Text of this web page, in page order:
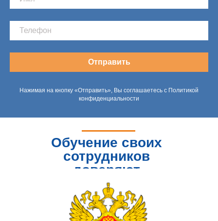
Отправить
Нажимая на кнопку «Отправить», Вы соглашаетесь с Политикой
конфиденциальности
Обучение своих
сотрудников
доверяют